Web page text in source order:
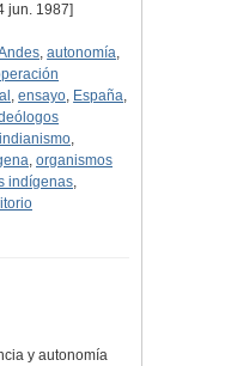
jun. 1987]
,autonomía,
,ensayo, España,
indianismo,
, organismos
indígenas,
y autonomía